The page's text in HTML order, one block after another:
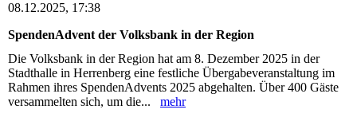
08.12.2025, 17:38
SpendenAdvent der Volksbank in der Region
Die Volksbank in der Region hat am 8. Dezember 2025 in der
Stadthalle in Herrenberg eine festliche Übergabeveranstaltung im
Rahmen ihres SpendenAdvents 2025 abgehalten. Über 400 Gäste
versammelten sich, um die... mehr